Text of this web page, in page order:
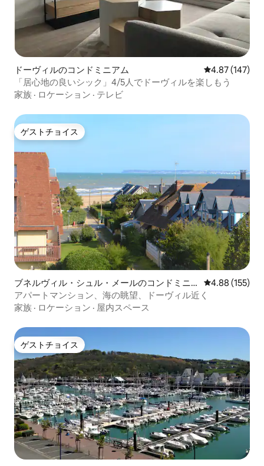
ドーヴィルのコンドミニアム レビュー147
4.87 (147)
「居心地の良いシック」4/5人でドーヴィルを楽しもう
家族 · ロケーション · テレビ
ゲストチョイス
ゲストチョイス
ブネルヴィル・シュル・メールのコンドミニ
アム
レビュー155
4.88 (155)
アパートマンション、海の眺望、ドーヴィル近く
家族 · ロケーション · 屋内スペース
ゲストチョイス
ゲストチョイス